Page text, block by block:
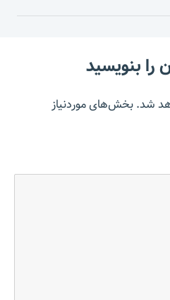
را بنویسید
شد.بخش‌های موردنیاز